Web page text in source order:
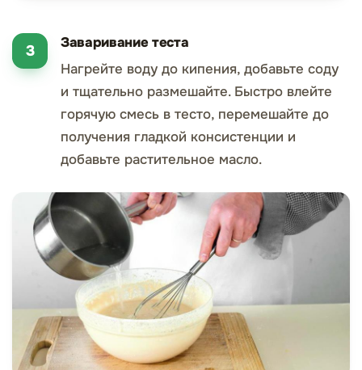
Заваривание теста
Нагрейте воду до кипения, добавьте соду
и тщательно размешайте. Быстро влейте
горячую смесь в тесто, перемешайте до
получения гладкой консистенции и
добавьте растительное масло.